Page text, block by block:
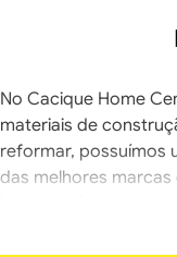
No Cacique Home
materiais de
reformar, possuímos
das melhores